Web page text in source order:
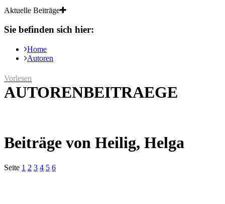
Aktuelle Beiträge
Sie befinden sich hier:
Home
Autoren
Vorlesen
AUTORENBEITRAEGE
Beiträge von Heilig, Helga
Seite 1 2 3 4 5 6